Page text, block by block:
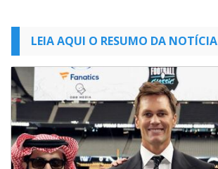
LEIA AQUI O RESUMO DA NOTÍCIA